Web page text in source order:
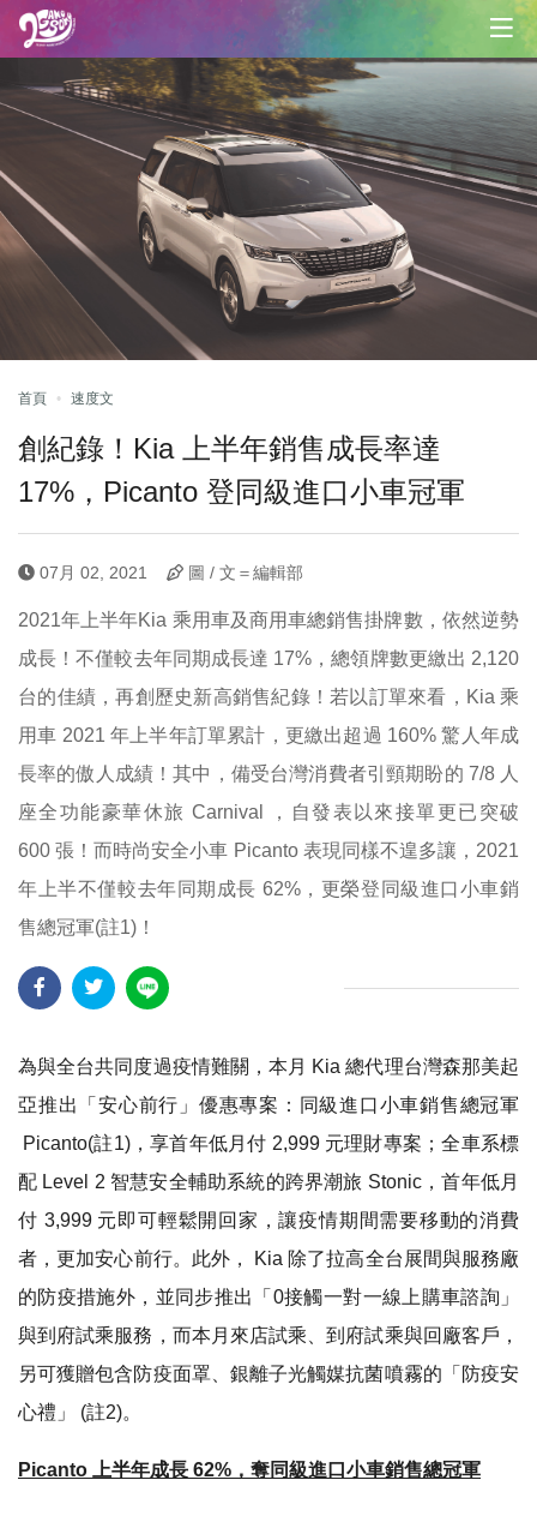
首頁 速度文
創紀錄！Kia 上半年銷售成長率達
17%，Picanto 登同級進口小車冠軍
07月 02, 2021 圖 / 文＝編輯部
2021年上半年Kia 乘用車及商用車總銷售掛牌數，依然逆勢
成長！不僅較去年同期成長達 17%，總領牌數更繳出 2,120
台的佳績，再創歷史新高銷售紀錄！若以訂單來看，Kia 乘
用車 2021 年上半年訂單累計，更繳出超過 160% 驚人年成
長率的傲人成績！其中，備受台灣消費者引頸期盼的 7/8 人
座全功能豪華休旅 Carnival ，自發表以來接單更已突破
600 張！而時尚安全小車 Picanto 表現同樣不遑多讓，2021
年上半不僅較去年同期成長 62%，更榮登同級進口小車銷
售總冠軍(註1)！
為與全台共同度過疫情難關 ，本月 Kia總代理台灣森那美起
亞推出 「 安心前行 」 優惠專案 ： 同級進口小車銷售總冠軍
Picanto(註1)，享首年低月付 2,999 元理財專案 ；全車系標
配 Level 2 智慧安全輔助系統的跨界潮旅 Stonic，首年低月
付 3,999 元即可輕鬆開回家 ，讓疫情期間需要移動的消費
者 ，更加安心前行。 此外， Kia 除了拉高全台展間與服務廠
的防疫措施外 ， 並同步推出 「 0接觸一對一線上購車諮詢 」
與到府試乘服務 ， 而本月來店試乘 、到府試乘與回廠客戶 ，
另可獲贈包含防疫面罩、 銀離子光觸媒抗菌噴霧的 「 防疫安
心禮 」 (註2)。
Picanto 上半年成長 62% ， 奪同級進口小車銷售總冠軍